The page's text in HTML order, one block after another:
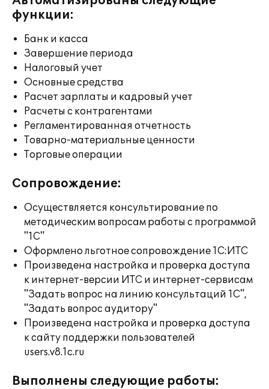
функции:
Банк и касса
Завершение периода
Налоговый учет
Основные средства
Расчет зарплаты и кадровый учет
Расчеты с контрагентами
Регламентированная отчетность
Товарно-материальные ценности
Торговые операции
Сопровождение:
Осуществляется консультирование по
методическим вопросам работы с программой
"1С"
Оформлено льготное сопровождение 1С:ИТС
Произведена настройка и проверка доступа
к интернет-версии ИТС и интернет-сервисам
"Задать вопрос на линию консультаций 1С",
"Задать вопрос аудитору"
Произведена настройка и проверка доступа
к сайту поддержки пользователей
users.v8.1c.ru
Выполнены следующие работы: